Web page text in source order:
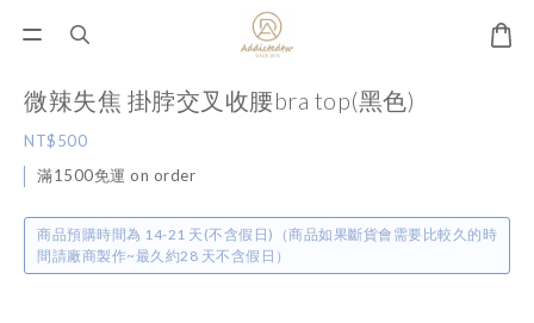
微辣失焦 掛脖交叉收腰bra top(黑色)
NT$500
滿1500免運 on order
商品預購時間為 14-21 天(不含假日)（商品如果斷貨會需要比較久的時
間請廠商製作~最久約28 天不含假日）